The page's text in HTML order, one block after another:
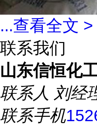
...查看全文 >
联系我们
山东信恒化
联系人 刘经
联系手机